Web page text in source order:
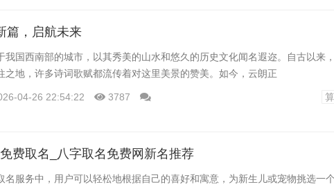
篇，启航未来
我国西南部的城市，以其秀美的山水和悠久的历史文化闻名遐迩。自古以来
之地，许多诗词歌赋都流传着对这里美景的赞美。如今，云朗正
04-26 22:54:22 3787
费取名_八字取名免费网新名推荐
名服务中，用户可以轻松地根据自己的喜好和寓意，为新生儿或宠物挑选一